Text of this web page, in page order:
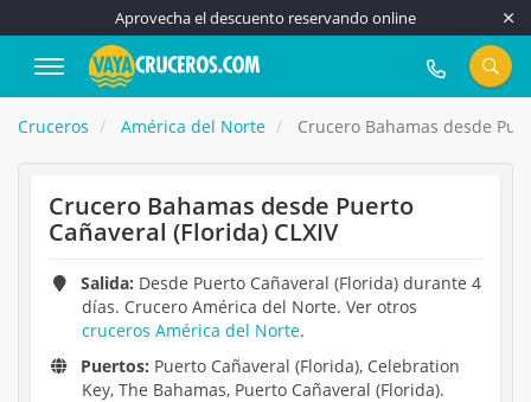
Aprovecha el descuento reservando online
917 815 555
Cruceros América del Norte Crucero Bahamas desde
Crucero Bahamas desde Puerto
Cañaveral (Florida) CLXIV
Salida: Desde Puerto Cañaveral (Florida) durante 4
días. Crucero América del Norte. Ver otros
cruceros América del Norte.
Puertos: Puerto Cañaveral (Florida), Celebration
Key, The Bahamas, Puerto Cañaveral (Florida).